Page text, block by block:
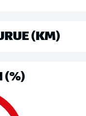
(KM)
(%)